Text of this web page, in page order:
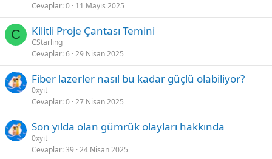
Cevaplar 0 11 Mayıs 2025
C Kilitli Proje Çantası Temini
CStarling
Cevaplar 6 29 Nisan 2025
Fiber lazerler nasıl bu kadar güçlü olabiliyor?
0xyit
Cevaplar 0 27 Nisan 2025
Son yılda olan gümrük olayları hakkında
0xyit
Cevaplar 39 24 Nisan 2025